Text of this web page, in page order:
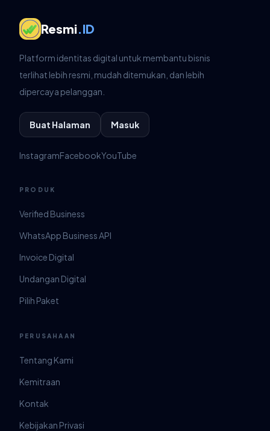
Resmi.ID
Platform identitas digital untuk membantu bisnis
terlihat lebih resmi, mudah ditemukan, dan lebih
dipercaya pelanggan.
Buat Halaman Masuk
InstagramFacebookYouTube
PRODUK
Verified Business
WhatsApp Business API
Invoice Digital
Undangan Digital
Pilih Paket
PERUSAHAAN
Tentang Kami
Kemitraan
Kontak
Kebijakan Privasi